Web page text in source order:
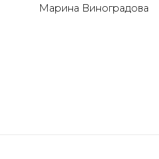
Марина Виноградова